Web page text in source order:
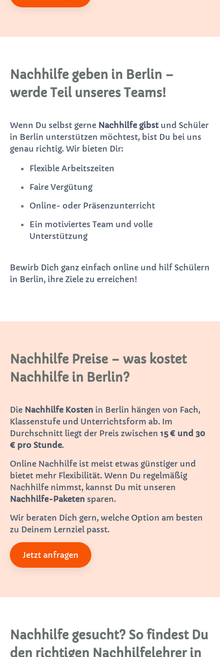
Nachhilfe geben in Berlin –
werde Teil unseres Teams!
Wenn Du selbst gerne Nachhilfe gibst und Schüler
in Berlin unterstützen möchtest, bist Du bei uns
genau richtig. Wir bieten Dir:
Flexible Arbeitszeiten
Faire Vergütung
Online- oder Präsenzunterricht
Ein motiviertes Team und volle
Unterstützung
Bewirb Dich ganz einfach online und hilf Schülern
in Berlin, ihre Ziele zu erreichen!
Nachhilfe Preise – was kostet
Nachhilfe in Berlin?
Die Nachhilfe Kosten in Berlin hängen von Fach,
Klassenstufe und Unterrichtsform ab. Im
Durchschnitt liegt der Preis zwischen 15 € und 30
€ pro Stunde.
Online Nachhilfe ist meist etwas günstiger und
bietet mehr Flexibilität. Wenn Du regelmäßig
Nachhilfe nimmst, kannst Du mit unseren
Nachhilfe-Paketen sparen.
Wir beraten Dich gern, welche Option am besten
zu Deinem Lernziel passt.
Jetzt anfragen
Nachhilfe gesucht? So findest Du
den richtigen Nachhilfelehrer in